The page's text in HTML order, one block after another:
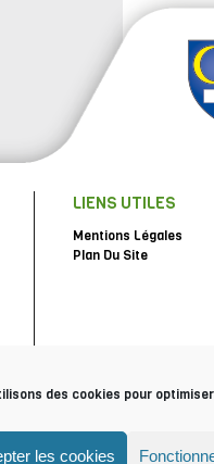
des cookies pour
les cookies
LIENS UTILES
Mentions Légales
Plan Du Site